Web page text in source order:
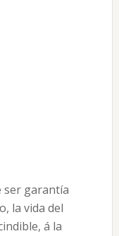
ser garantía
la vida del
á la